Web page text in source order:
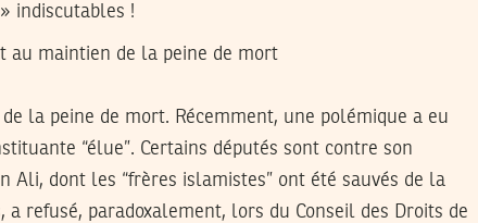
indiscutables !
au maintien de la peine de mort
la peine de mort. Récemment, une polémique a eu
“élue”. Certains députés sont contre son
dont les “frères islamistes” ont été sauvés de la
refusé, paradoxalement, lors du Conseil des Droits de